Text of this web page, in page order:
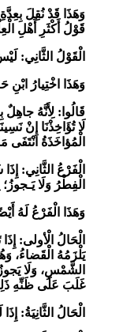
وَهَذَا قَدْ نُقِلَ
قَوْلُ أَكْثَرِ أَهْلِ
الْقَوْلُ الثَّانِي:
وَهَذَا اخْتِيارُ ابْنِ
قَالُوا: لِأَنَّهُ
لَا تُؤَاخِذْنَا إِنْ
الْمُؤاخَذَةُ انْتَفَى
الْفَرْعُ الثَّانِي:
الْفِطْرُ وَلَا
وَهَذَا الْفَرْعُ لَهُ
الْحَالُ الْأولى:
يَلْزَمُهُ الْقَضاءُ،
الشَّمْسِ، وَلَا
غَلَبَ عَلَى ظَنِّهِ
الْحَالُ الثَّانِيَةُ: